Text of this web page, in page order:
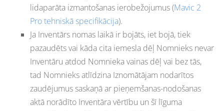
lidaparāta izmantošanas ierobežojumus (Mavic 2
Pro tehniskā specifikācija).
Ja Inventārs nomas laikā ir bojāts, iet bojā, tiek
pazaudēts vai kāda cita iemesla dēļ Nomnieks nevar
Inventāru atdod Nomnieka vainas dēļ vai bez tās,
tad Nomnieks atlīdzina Iznomātājam nodarītos
zaudējumus saskaņā ar pieņemšanas-nodošanas
aktā norādīto Inventāra vērtību un šī līguma